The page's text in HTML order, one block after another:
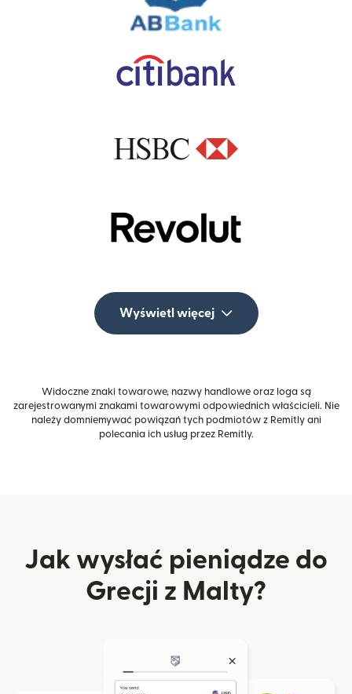
Wyświetl więcej
Widoczne znaki towarowe, nazwy handlowe oraz loga są
zarejestrowanymi znakami towarowymi odpowiednich właścicieli. Nie
należy domniemywać powiązań tych podmiotów z Remitly ani
polecania ich usług przez Remitly.
Jak wysłać pieniądze do
Grecji z Malty?